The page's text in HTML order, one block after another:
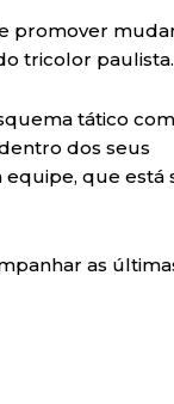
promover
tricolor paulista.
tático
dos seus
equipe, que está
as